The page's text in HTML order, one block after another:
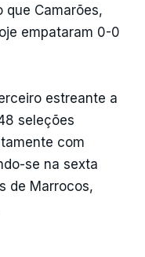
que Camarões,
empataram 0-0
estreante a
seleções
com
se na sexta
de Marrocos,